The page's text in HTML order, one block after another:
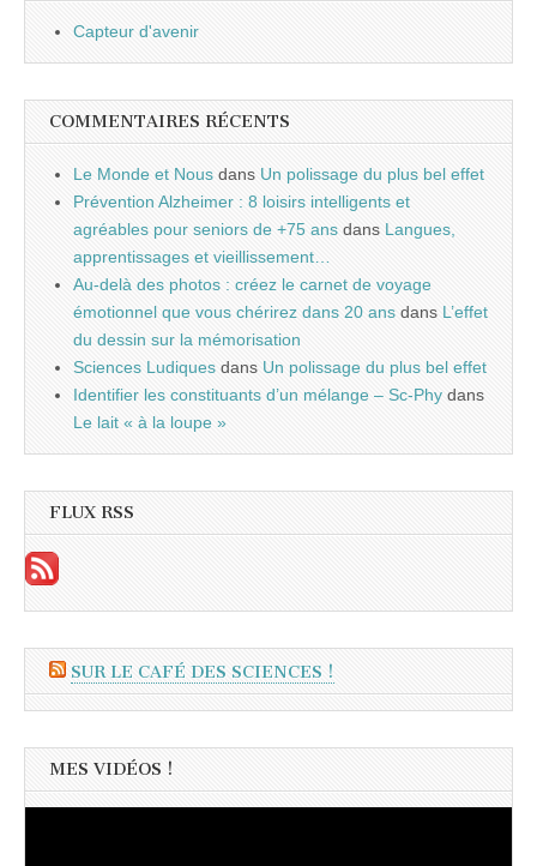
Capteur d'avenir
COMMENTAIRES RÉCENTS
Le Monde et Nous dans Un polissage du plus bel effet
Prévention Alzheimer : 8 loisirs intelligents et
agréables pour seniors de +75 ans dans Langues,
apprentissages et vieillissement…
Au-delà des photos : créez le carnet de voyage
émotionnel que vous chérirez dans 20 ans dans L’effet
du dessin sur la mémorisation
Sciences Ludiques dans Un polissage du plus bel effet
Identifier les constituants d’un mélange – Sc-Phy dans
Le lait « à la loupe »
FLUX RSS
SUR LE CAFÉ DES SCIENCES !
MES VIDÉOS !